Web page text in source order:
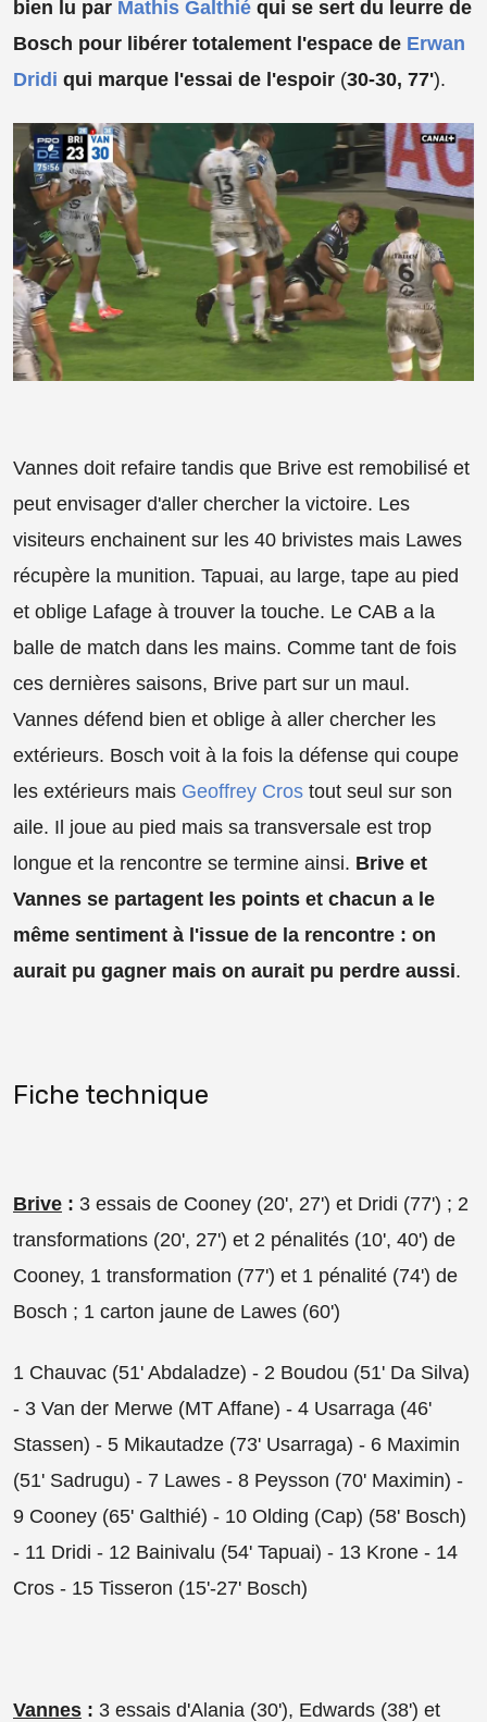
bien lu par Mathis Galthié qui se sert du leurre de
Bosch pour libérer totalement l'espace de Erwan
Dridi qui marque l'essai de l'espoir (30-30, 77').
Vannes doit refaire tandis que Brive est remobilisé et
peut envisager d'aller chercher la victoire. Les
visiteurs enchainent sur les 40 brivistes mais Lawes
récupère la munition. Tapuai, au large, tape au pied
et oblige Lafage à trouver la touche. Le CAB a la
balle de match dans les mains. Comme tant de fois
ces dernières saisons, Brive part sur un maul.
Vannes défend bien et oblige à aller chercher les
extérieurs. Bosch voit à la fois la défense qui coupe
les extérieurs mais Geoffrey Cros tout seul sur son
aile. Il joue au pied mais sa transversale est trop
longue et la rencontre se termine ainsi. Brive et
Vannes se partagent les points et chacun a le
même sentiment à l'issue de la rencontre : on
aurait pu gagner mais on aurait pu perdre aussi.
Fiche technique
Brive : 3 essais de Cooney (20', 27') et Dridi (77') ; 2
transformations (20', 27') et 2 pénalités (10', 40') de
Cooney, 1 transformation (77') et 1 pénalité (74') de
Bosch ; 1 carton jaune de Lawes (60')
1 Chauvac (51' Abdaladze) - 2 Boudou (51' Da Silva)
- 3 Van der Merwe (MT Affane) - 4 Usarraga (46'
Stassen) - 5 Mikautadze (73' Usarraga) - 6 Maximin
(51' Sadrugu) - 7 Lawes - 8 Peysson (70' Maximin) -
9 Cooney (65' Galthié) - 10 Olding (Cap) (58' Bosch)
- 11 Dridi - 12 Bainivalu (54' Tapuai) - 13 Krone - 14
Cros - 15 Tisseron (15'-27' Bosch)
Vannes : 3 essais d'Alania (30'), Edwards (38') et